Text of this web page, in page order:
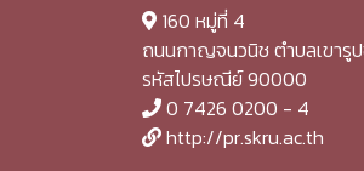
160 หมู่ที่ 4
ถนนกาญจนวนิช ตำบลเขารู
รหัสไปรษณีย์ 90000
0 7426 0200 - 4
http://pr.skru.ac.th